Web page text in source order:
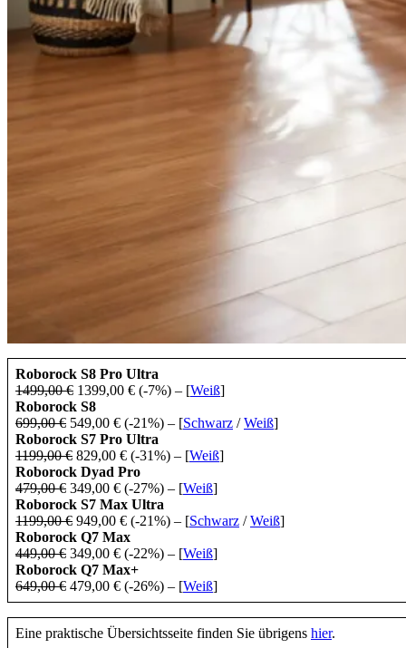
Roborock S8 Pro Ultra
1499,00 € 1399,00 € (-7%) – [Weiß]
Roborock S8
699,00 € 549,00 € (-21%) – [Schwarz /Weiß]
Roborock S7 Pro Ultra
1199,00 € 829,00 € (-31%) – [Weiß]
Roborock Dyad Pro
479,00 € 349,00 € (-27%) – [Weiß]
Roborock S7 Max Ultra
1199,00 € 949,00 € (-21%) – [Schwarz /Weiß]
Roborock Q7 Max
449,00 € 349,00 € (-22%) – [Weiß]
Roborock Q7 Max+
649,00 € 479,00 € (-26%) – [Weiß]
Eine praktische Übersichtsseite finden Sie übrigens hier.